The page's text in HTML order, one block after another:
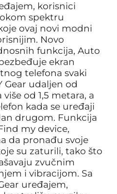
korisnici
spektru
ovaj novi modni
Novo
funkcija, Auto
ekran
telefona svaki
Gear udaljen od
od 1,5 metara, a
kada se uređaji
drugom. Funkcija
my device,
da pronađu svoje
su zaturili, tako što
zvučnim
i vibracijom. Sa
uređajem,